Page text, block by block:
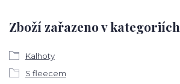
Zboží zařazeno v kategoriích
Kalhoty
S fleecem